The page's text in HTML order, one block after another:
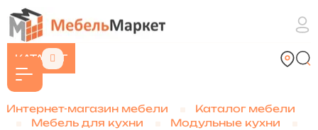
КАТАЛОГ
Интернет-магазин мебели
Каталог мебели
Мебель для кухни
Модульные кухни